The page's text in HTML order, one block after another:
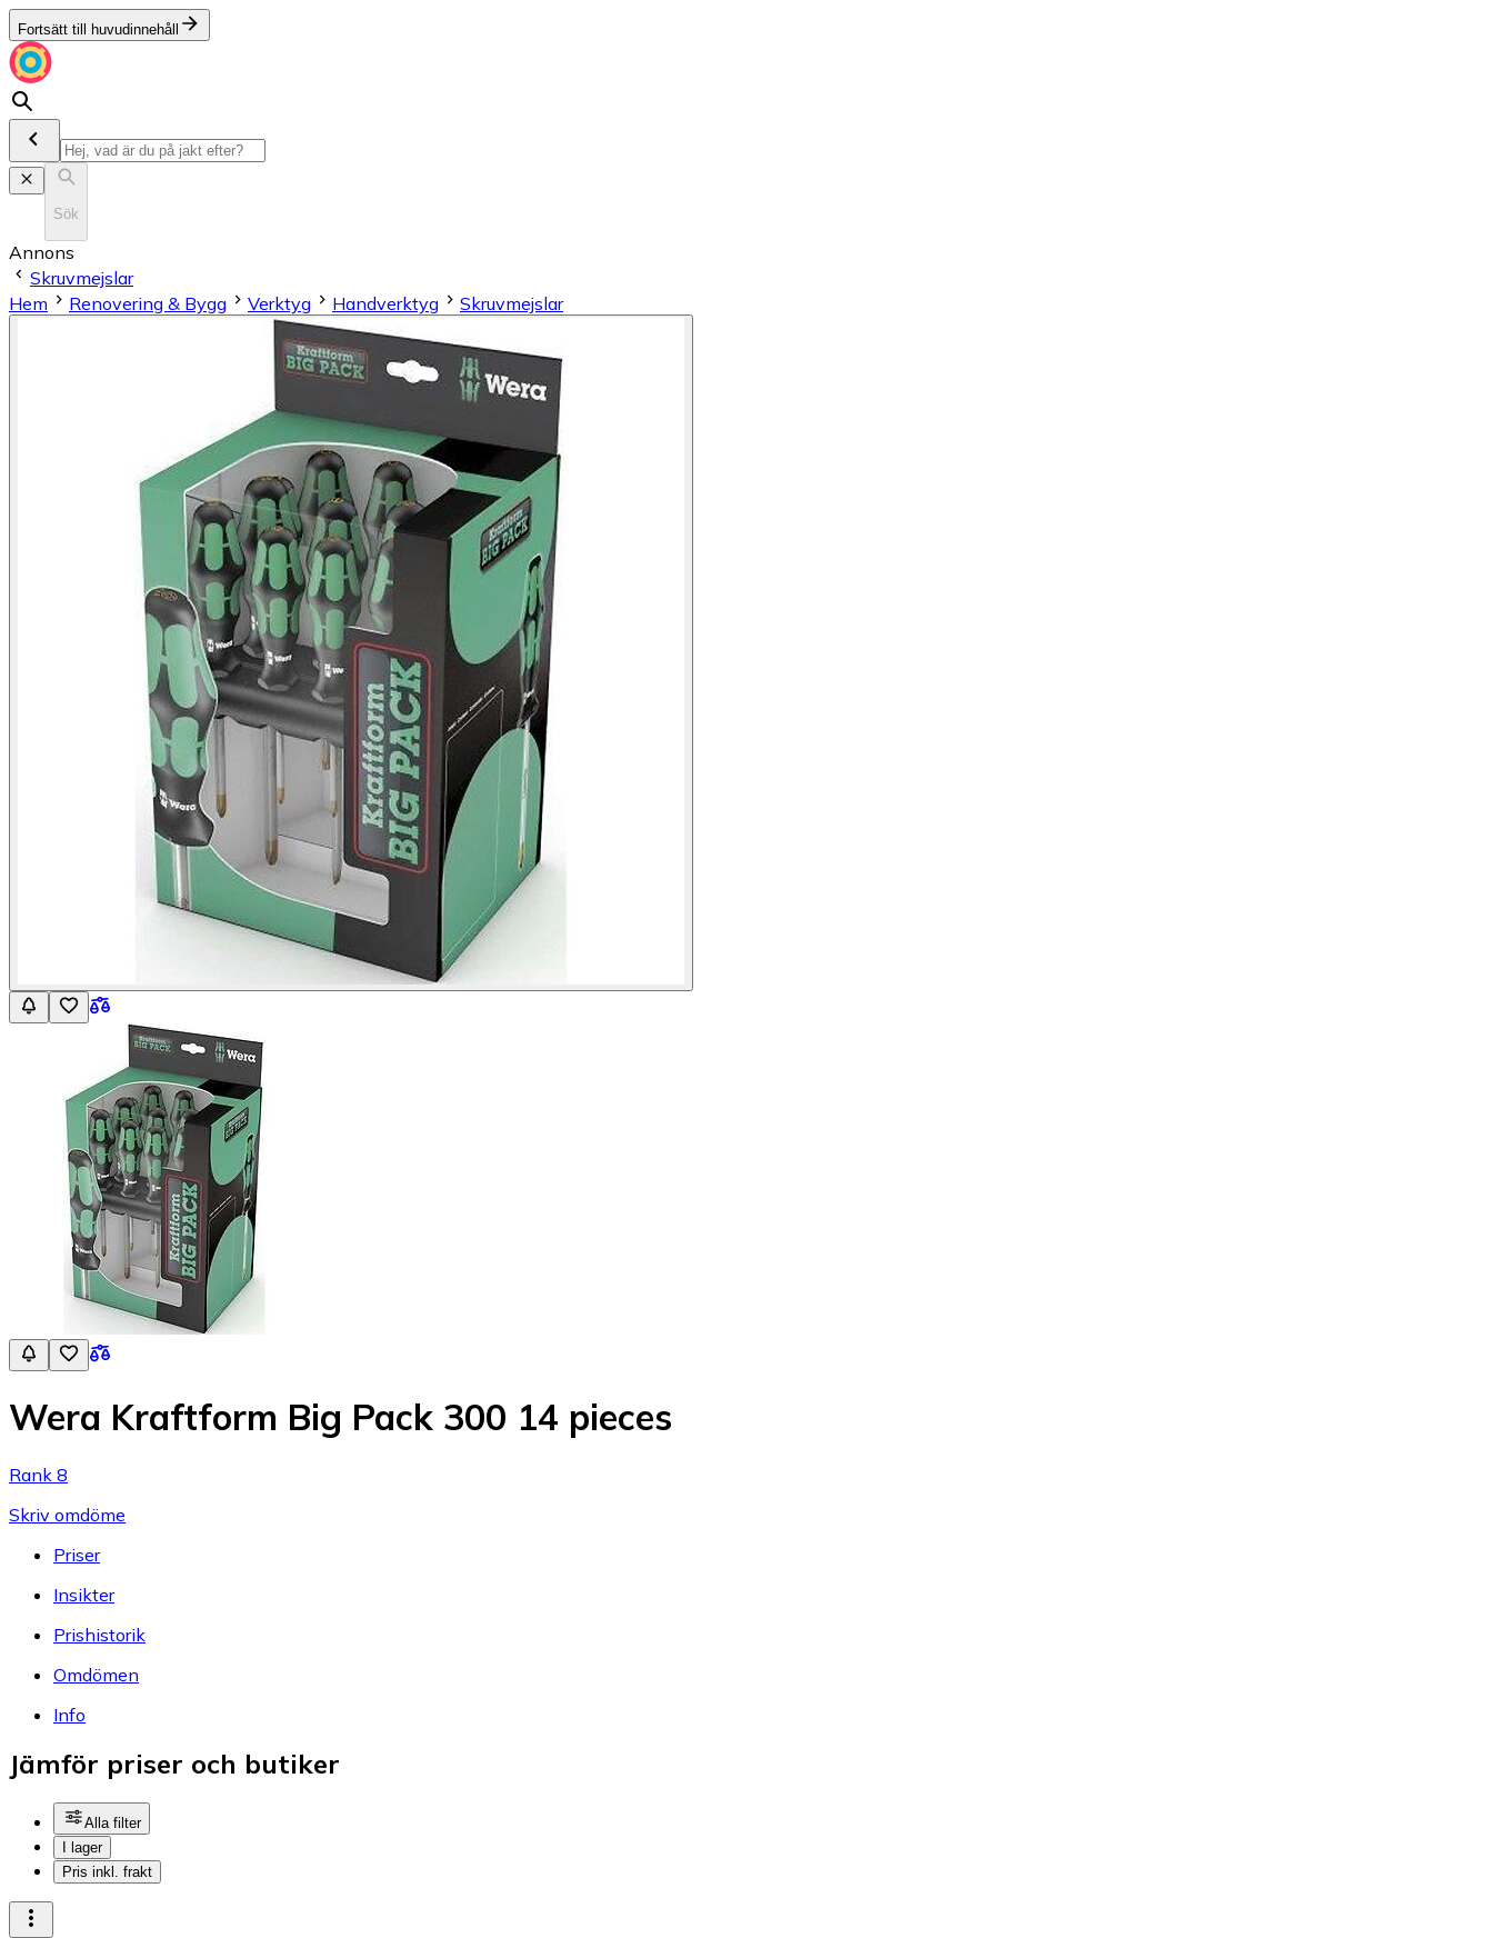
Fortsätt till huvudinnehåll
Sök
Annons
Skruvmejslar
Hem
Renovering & Bygg Verktyg Handverktyg Skruvmejslar
Wera Kraftform Big Pack 300 14 pieces
Rank 8
Skriv omdöme
Priser
Insikter
Prishistorik
Omdömen
Info
Jämför priser och butiker
Alla filter
I lager
Pris inkl. frakt